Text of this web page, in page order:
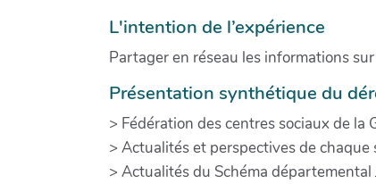
L'intention de l’expérience
Partager en réseau les informations
Présentation synthétique du
> Fédération des centres sociaux de
> Actualités et perspectives de
> Actualités du Schéma départemental